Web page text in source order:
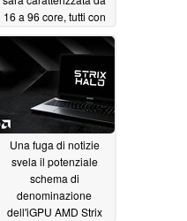
16 a 96 core, tutti con
un TDP di 350W
11/24/2024
Una fuga di notizie
svela il potenziale
schema di
denominazione
dell'iGPU AMD Strix